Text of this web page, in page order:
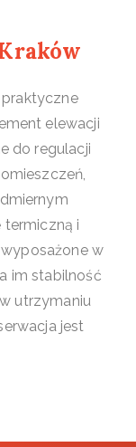
elewacji
do regulacji
termiczną i
w
im stabilność
utrzymaniu
jest